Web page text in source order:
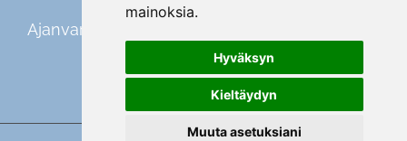
mainoksia.
Hyväksyn
Kieltäydyn
Muuta asetuksiani
Ajanvaraus